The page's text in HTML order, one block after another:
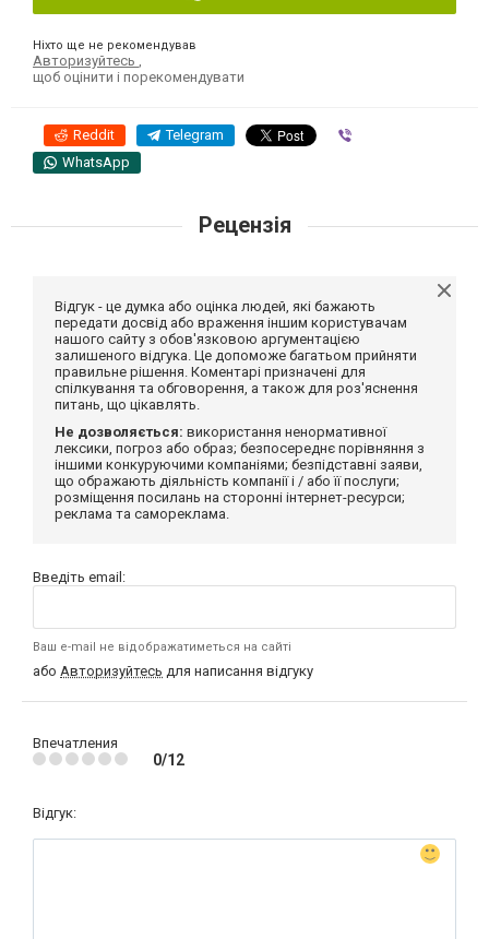
Ніхто ще не рекомендував
Авторизуйтесь
щоб оцінити і порекомендувати
Reddit Telegram
WhatsApp
Рецензія
Відгук - це думка або оцінка людей, які бажають
передати досвід або враження іншим користувачам
нашого сайту з обов'язковою аргументацією
залишеного відгука. Це допоможе багатьом прийняти
правильне рішення. Коментарі призначені для
спілкування та обговорення, а також для роз'яснення
питань, що цікавлять.
Не дозволяється: використання ненормативної
лексики, погроз або образ; безпосереднє порівняння з
іншими конкуруючими компаніями; безпідставні заяви,
що ображають діяльність компанії і / або її послуги;
розміщення посилань на сторонні інтернет-ресурси;
реклама та самореклама.
Введіть email:
Ваш e-mail не відображатиметься на сайті
або Авторизуйтесь для написання відгуку
Впечатления
0/12
Відгук: